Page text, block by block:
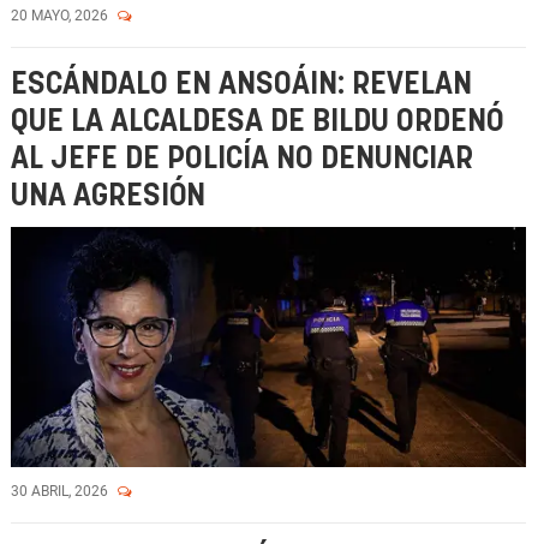
20 MAYO, 2026
ESCÁNDALO EN ANSOÁIN: REVELAN
QUE LA ALCALDESA DE BILDU ORDENÓ
AL JEFE DE POLICÍA NO DENUNCIAR
UNA AGRESIÓN
30 ABRIL, 2026